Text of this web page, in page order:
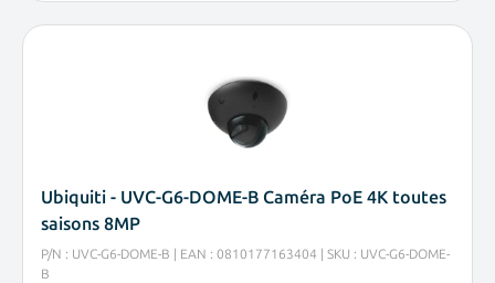
Ubiquiti - UVC-G6-DOME-B Caméra PoE 4K toutes
saisons 8MP
P/N : UVC-G6-DOME-B | EAN : 0810177163404 | SKU : UVC-G6-DOME-
B